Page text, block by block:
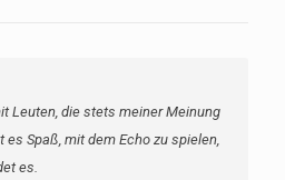
Leuten, die stets meiner Meinung
Spaß, mit dem Echo zu spielen,
es.